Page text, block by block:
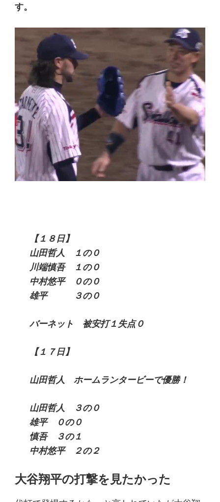
す。
【１８日】
山田哲人 １の０
川端慎吾 １の０
中村悠平 ０の０
雄平 ３の０
バーネット 被安打１失点０
【１７日】
山田哲人 ホームランタービーで優勝！
山田哲人 ３の０
雄平 ０の０
慎吾 ３の１
中村悠平 ２の２
大谷翔平の打撃を見たかった